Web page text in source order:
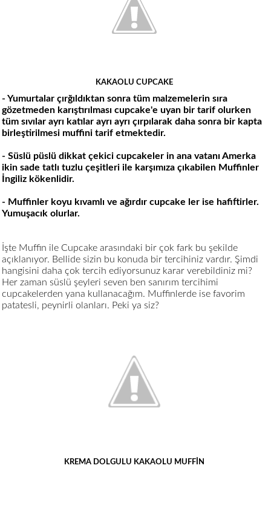
KAKAOLU CUPCAKE
- Yumurtalar çırğıldıktan sonra tüm malzemelerin sıra
gözetmeden karıştırılması cupcake'e uyan bir tarif olurken
tüm sıvılar ayrı katılar ayrı ayrı çırpılarak daha sonra bir kapta
birleştirilmesi muffini tarif etmektedir.
- Süslü püslü dikkat çekici cupcakeler in ana vatanı Amerka
ikin sade tatlı tuzlu çeşitleri ile karşımıza çıkabilen Muffinler
İngiliz kökenlidir.
- Muffinler koyu kıvamlı ve ağırdır cupcake ler ise hafiftirler.
Yumuşacık olurlar.
İşte Muffin ile Cupcake arasındaki bir çok fark bu şekilde
açıklanıyor. Bellide sizin bu konuda bir tercihiniz vardır. Şimdi
hangisini daha çok tercih ediyorsunuz karar verebildiniz mi?
Her zaman süslü şeyleri seven ben sanırım tercihimi
cupcakelerden yana kullanacağım. Muffinlerde ise favorim
patatesli, peynirli olanları. Peki ya siz?
KREMA DOLGULU KAKAOLU MUFFİN